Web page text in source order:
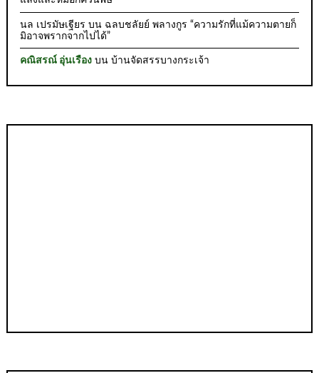
นล เปรมัษเฐียร บน ฉลบชลัยย์ พลางกูร “ความรักที่แม้ความตายก็
มิอาจพรากจากไปได้”
คณิสรณ์ อุ่นเรือง บนบ้านจัดสรรบางกระเจ้า